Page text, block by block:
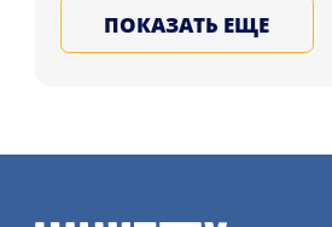
ТОВАРНАЯ
ЛИДЕРЫ РЫНКА
ПОКАЗАТЬ ЕЩЕ